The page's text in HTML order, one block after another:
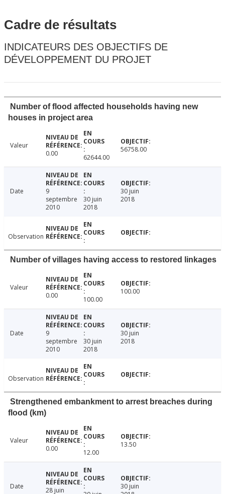
Cadre de résultats
INDICATEURS DES OBJECTIFS DE
DÉVELOPPEMENT DU PROJET
Number of flood affected households having new
houses in project area
Valeur
0.00
62644.00
56758.00
Date
9
septembre
2010
30 juin
2018
30 juin
2018
Observation
Number of villages having access to restored linkages
Valeur
0.00
100.00
100.00
Date
9
septembre
2010
30 juin
2018
30 juin
2018
Observation
Strengthened embankment to arrest breaches during
flood (km)
Valeur
0.00
12.00
13.50
Date 28 juin
30 juin